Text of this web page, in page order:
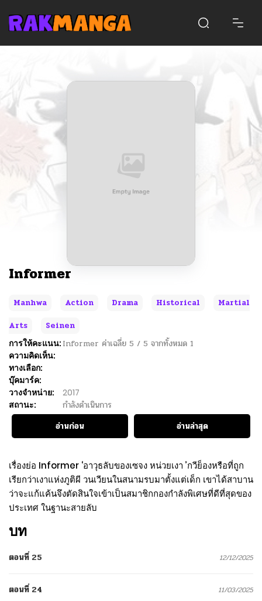
Informer
Manhwa Action Drama Historical
Martial
Arts
Seinen
การให้คะแนน: Informer ค่าเฉลี่ย 5 / 5 จากทั้งหมด 1
ความคิดเห็น:
ทางเลือก:
บุ๊คมาร์ค:
วางจำหน่าย:
2017
สถานะ:
กำลังดำเนินการ
อ่านก่อน
อ่านล่าสุด
เรื่องย่อ Informer ‘อาวุธลับของเซจง หน่วยเงา ’กวีย็องหรือที่ถูก
เรียกว่าเงาแห่งภูติผี วนเวียนในสนามรบมาตั้งแต่เด็ก เขาได้สาบาน
ว่าจะแก้แค้นจึงตัดสินใจเข้าเป็นสมาชิกกองกำลังพิเศษที่ดีที่สุดของ
ประเทศ ในฐานะสายลับ
บท
ตอนที่ 25 12/12/2025
ตอนที่ 24 11/03/2025